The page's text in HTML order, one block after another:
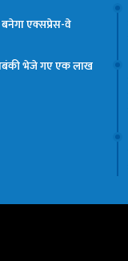
एक्सप्रेस-वे
भेजे गए एक लाख